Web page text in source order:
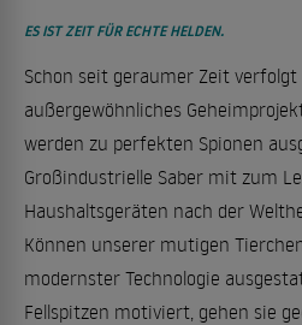
ES IST ZEIT FÜR ECHTE HELDEN.
Schon seit geraumer Zeit verfolgt
außergewöhnliches
werden zu perfekten Spionen
Großindustrielle Saber mit zum
Haushaltsgeräten nach der
Können unserer mutigen
modernster Technologie
Fellspitzen motiviert, gehen sie